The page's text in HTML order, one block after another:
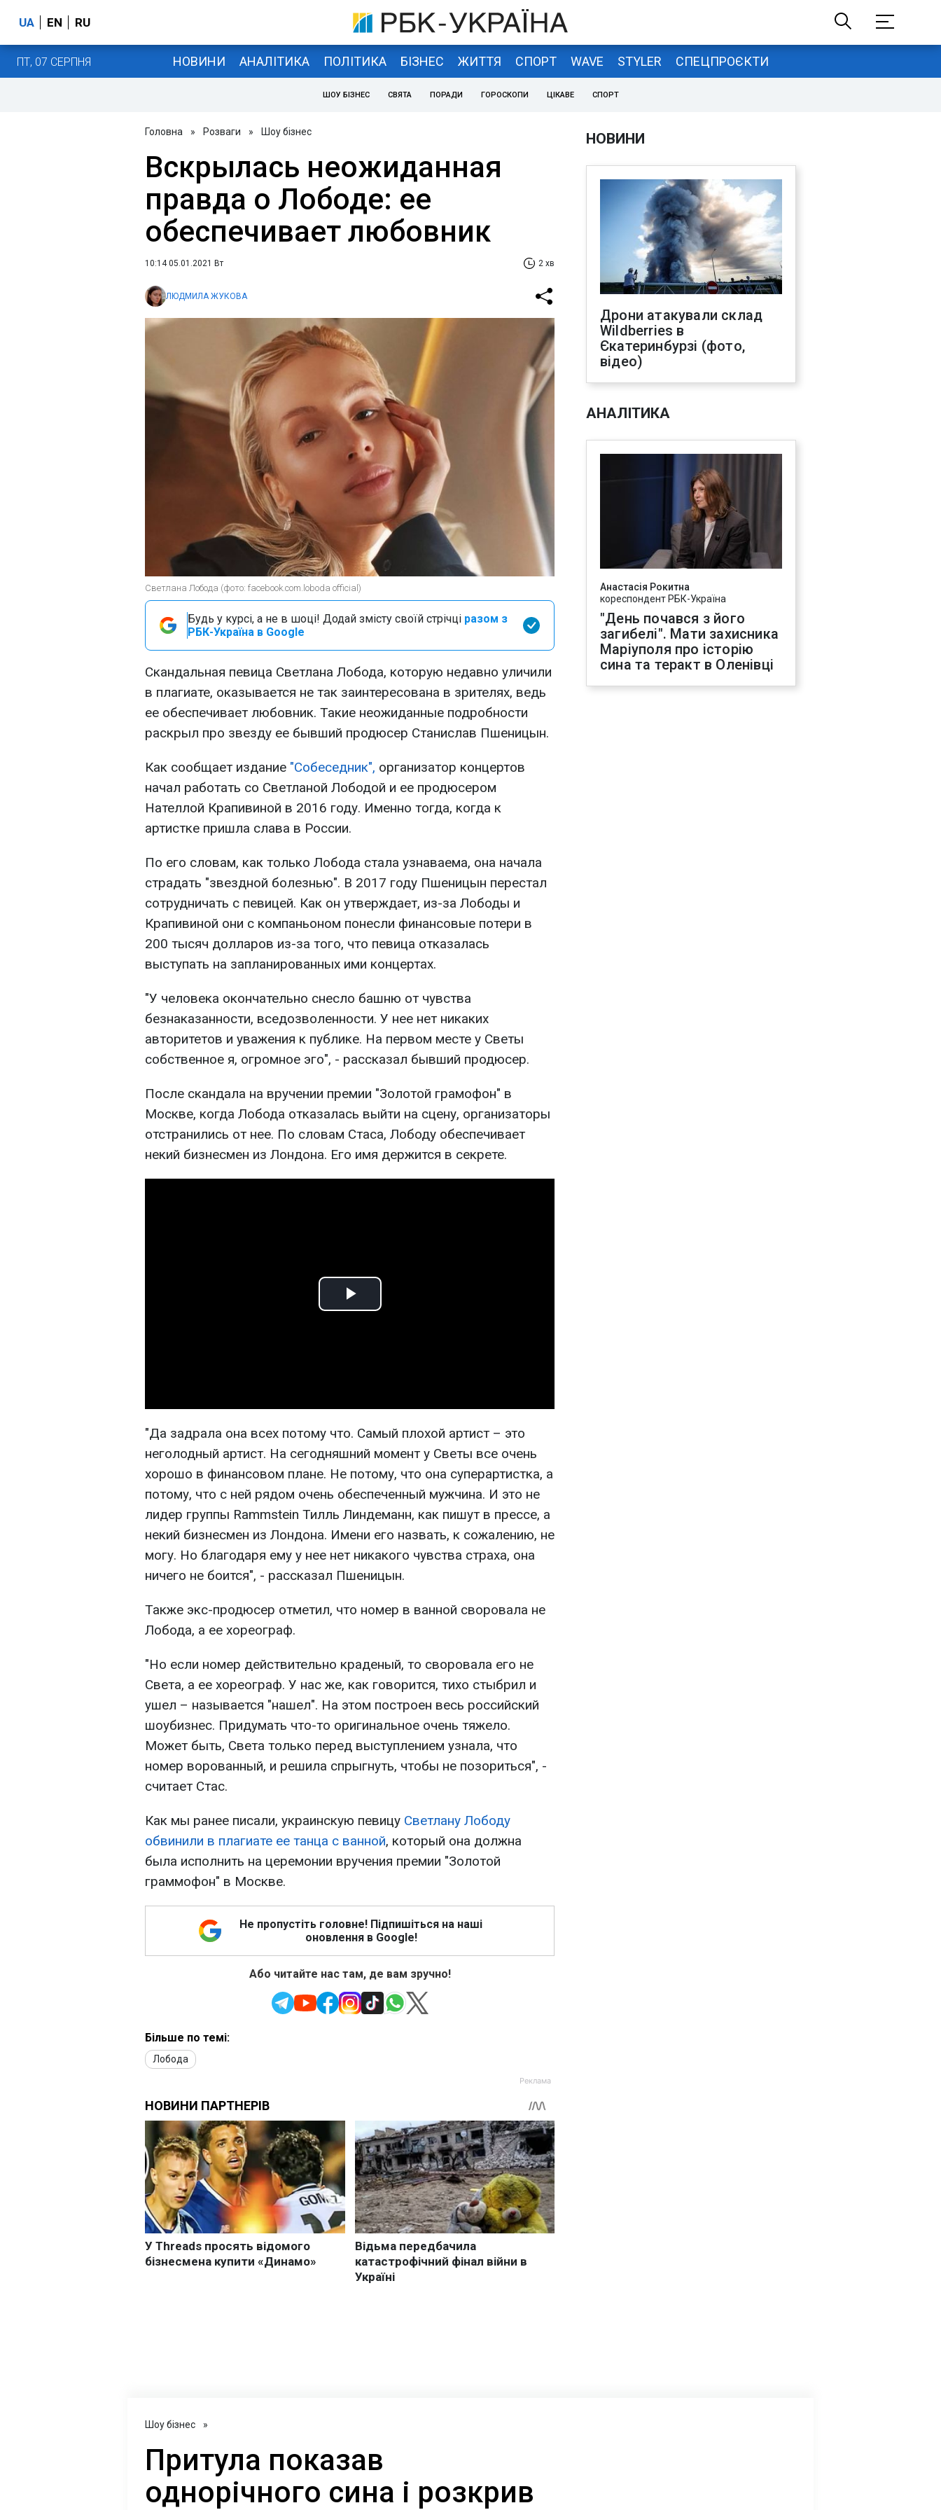
UA EN RU
ПТ, 07 СЕРПНЯ НОВИНИ АНАЛІТИКА ПОЛІТИКА БІЗНЕС ЖИТТЯ СПОРТ WAVE STYLER СПЕЦПРОЄКТИ
ШОУ БІЗНЕС СВЯТА ПОРАДИ ГОРОСКОПИ ЦІКАВЕ СПОРТ
Головна » Розваги » Шоу бізнес
Вскрылась неожиданная
правда о Лободе: ее
обеспечивает любовник
10:14 05.01.2021 Вт 2 хв
ЛЮДМИЛА ЖУКОВА
Светлана Лобода (фото: facebook.com.loboda official)
Будь у курсі, а не в шоці! Додай змісту своїй стрічці разом з
РБК-Україна в Google
Скандальная певица Светлана Лобода, которую недавно уличили
в плагиате, оказывается не так заинтересована в зрителях, ведь
ее обеспечивает любовник. Такие неожиданные подробности
раскрыл про звезду ее бывший продюсер Станислав Пшеницын.
Как сообщает издание "Собеседник", организатор концертов
начал работать со Светланой Лободой и ее продюсером
Нателлой Крапивиной в 2016 году. Именно тогда, когда к
артистке пришла слава в России.
По его словам, как только Лобода стала узнаваема, она начала
страдать "звездной болезнью". В 2017 году Пшеницын перестал
сотрудничать с певицей. Как он утверждает, из-за Лободы и
Крапивиной они с компаньоном понесли финансовые потери в
200 тысяч долларов из-за того, что певица отказалась
выступать на запланированных ими концертах.
"У человека окончательно снесло башню от чувства
безнаказанности, вседозволенности. У нее нет никаких
авторитетов и уважения к публике. На первом месте у Светы
собственное я, огромное эго", - рассказал бывший продюсер.
После скандала на вручении премии "Золотой грамофон" в
Москве, когда Лобода отказалась выйти на сцену, организаторы
отстранились от нее. По словам Стаса, Лободу обеспечивает
некий бизнесмен из Лондона. Его имя держится в секрете.
Play
"Да задрала она всех потому что. Самый плохой артист – это
неголодный артист. На сегодняшний момент у Светы все очень
хорошо в финансовом плане. Не потому, что она суперартистка, а
потому, что с ней рядом очень обеспеченный мужчина. И это не
лидер группы Rammstein Тилль Линдеманн, как пишут в прессе, а
некий бизнесмен из Лондона. Имени его назвать, к сожалению, не
могу. Но благодаря ему у нее нет никакого чувства страха, она
ничего не боится", - рассказал Пшеницын.
Также экс-продюсер отметил, что номер в ванной своровала не
Лобода, а ее хореограф.
"Но если номер действительно краденый, то своровала его не
Света, а ее хореограф. У нас же, как говорится, тихо стыбрил и
ушел – называется "нашел". На этом построен весь российский
шоубизнес. Придумать что-то оригинальное очень тяжело.
Может быть, Света только перед выступлением узнала, что
номер ворованный, и решила спрыгнуть, чтобы не позориться", -
считает Стас.
Как мы ранее писали, украинскую певицу Светлану Лободу
обвинили в плагиате ее танца с ванной, который она должна
была исполнить на церемонии вручения премии "Золотой
граммофон" в Москве.
Не пропустіть головне! Підпишіться на наші
оновлення в Google!
Або читайте нас там, де вам зручно!
Більше по темі:
Лобода
НОВИНИ
Дрони атакували склад
Wildberries в
Єкатеринбурзі (фото,
відео)
АНАЛІТИКА
Анастасія Рокитна
кореспондент РБК-Україна
"День почався з його
загибелі". Мати захисника
Маріуполя про історію
сина та теракт в Оленівці
Шоу бізнес »
Притула показав
однорічного сина і розкрив